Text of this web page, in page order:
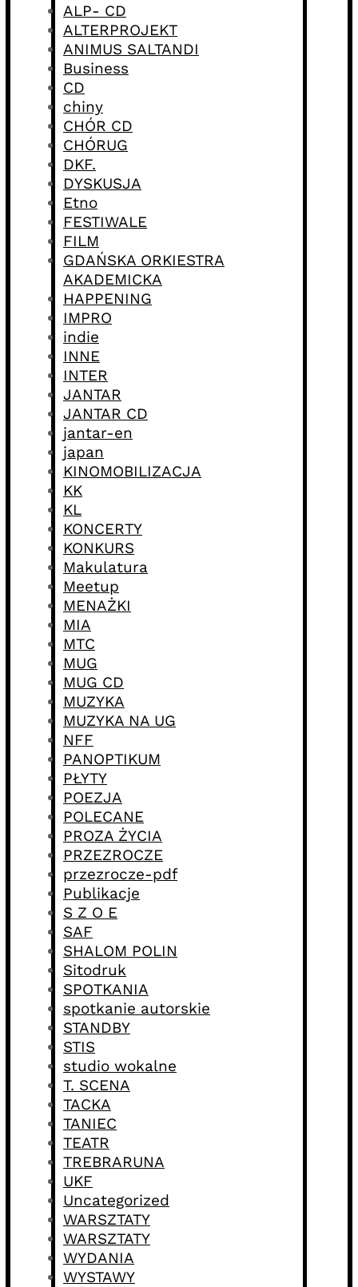
ALP- CD
ALTERPROJEKT
ANIMUS SALTANDI
Business
CD
chiny
CHÓR CD
CHÓRUG
DKF.
DYSKUSJA
Etno
FESTIWALE
FILM
GDAŃSKA ORKIESTRA
AKADEMICKA
HAPPENING
IMPRO
indie
INNE
INTER
JANTAR
JANTAR CD
jantar-en
japan
KINOMOBILIZACJA
KK
KL
KONCERTY
KONKURS
Makulatura
Meetup
MENAŻKI
MIA
MTC
MUG
MUG CD
MUZYKA
MUZYKA NA UG
NFF
PANOPTIKUM
PŁYTY
POEZJA
POLECANE
PROZA ŻYCIA
PRZEZROCZE
przezrocze-pdf
Publikacje
S Z O E
SAF
SHALOM POLIN
Sitodruk
SPOTKANIA
spotkanie autorskie
STANDBY
STIS
studio wokalne
T. SCENA
TACKA
TANIEC
TEATR
TREBRARUNA
UKF
Uncategorized
WARSZTATY
WARSZTATY
WYDANIA
WYSTAWY